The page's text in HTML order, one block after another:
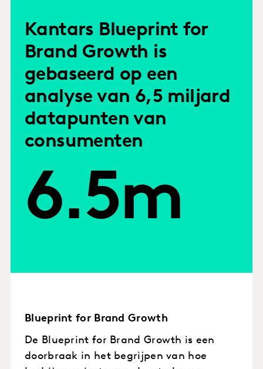
Kantars Blueprint for
Brand Growth is
gebaseerd op een
analyse van 6,5 miljard
datapunten van
consumenten
6.5m
Blueprint for Brand Growth
De Blueprint for Brand Growth is een
doorbraak in het begrijpen van hoe